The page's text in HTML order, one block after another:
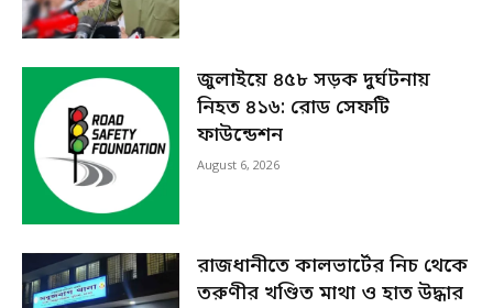
জুলাইয়ে ৪৫৮ সড়ক দুর্ঘটনায়
নিহত ৪১৬: রোড সেফটি
ফাউন্ডেশন
August 6, 2026
রাজধানীতে কালভার্টের নিচ থেকে
তরুণীর খণ্ডিত মাথা ও হাত উদ্ধার